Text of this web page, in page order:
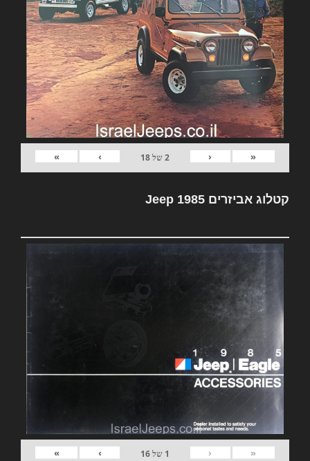
«
‹
2של18
›
»
קטלוג אביזרים Jeep 1985
«
‹
1 של16
›
»